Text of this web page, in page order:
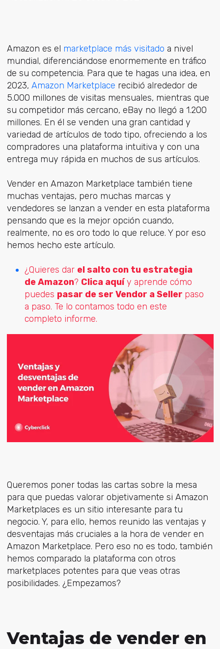
Amazon es el marketplace más visitado a nivel
mundial, diferenciándose enormemente en tráfico
de su competencia. Para que te hagas una idea, en
2023, Amazon Marketplace recibió alrededor de
5.000 millones de visitas mensuales, mientras que
su competidor más cercano, eBay no llegó a 1.200
millones. En él se venden una gran cantidad y
variedad de artículos de todo tipo, ofreciendo a los
compradores una plataforma intuitiva y con una
entrega muy rápida en muchos de sus artículos.
Vender en Amazon Marketplace también tiene
muchas ventajas, pero muchas marcas y
vendedores se lanzan a vender en esta plataforma
pensando que es la mejor opción cuando,
realmente, no es oro todo lo que reluce. Y por eso
hemos hecho este artículo.
¿Quieres dar el salto con tu estrategia
de Amazon? Clica aquíy aprende cómo
puedes pasar de ser Vendor a Seller paso
a paso. Te lo contamos todo en este
completo informe.
Queremos poner todas las cartas sobre la mesa
para que puedas valorar objetivamente si Amazon
Marketplaces es un sitio interesante para tu
negocio. Y, para ello, hemos reunido las ventajas y
desventajas más cruciales a la hora de vender en
Amazon Marketplace. Pero eso no es todo, también
hemos comparado la plataforma con otros
marketplaces potentes para que veas otras
posibilidades. ¿Empezamos?
Ventajas de vender en